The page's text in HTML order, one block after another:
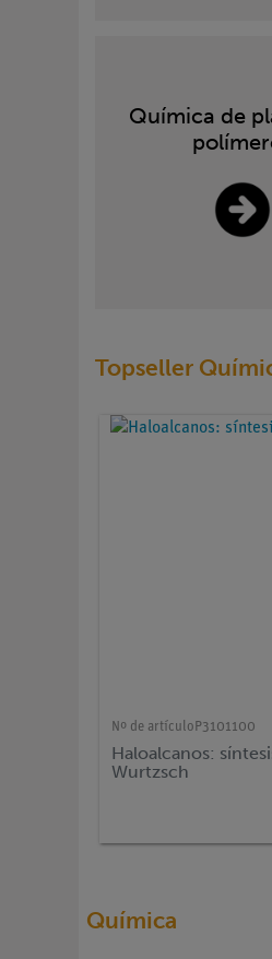
Química de
Topseller
Nº de artículo P3101100
Haloalcanos:
Wurtzsch
Química